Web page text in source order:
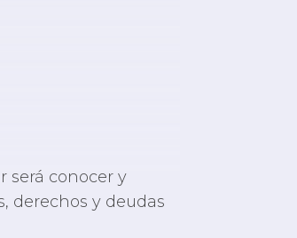
será conocer y
derechos y deudas